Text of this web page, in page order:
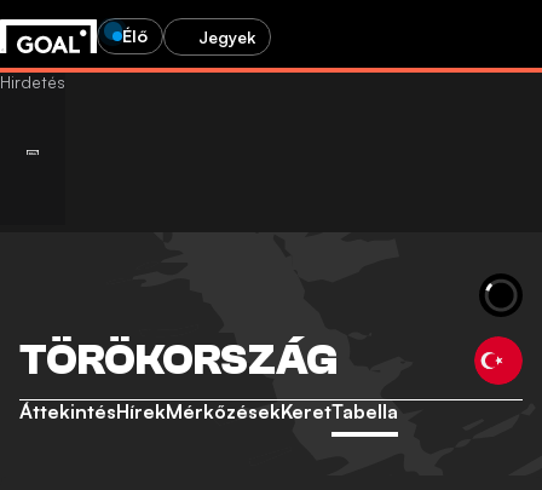
Élő Jegyek
TÖRÖKORSZÁG
ÁttekintésHírekMérkőzésekKeretTabella